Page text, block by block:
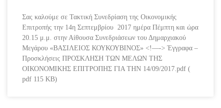
Σας καλούμε σε Τακτική Συνεδρίαση της Οικονομικής
Επιτροπής την 14η Σεπτεμβρίου 2017 ημέρα Πέμπτη και ώρα
20.15 μ.μ. στην Αίθουσα Συνεδριάσεων του Δημαρχιακού
Μεγάρου «ΒΑΣΙΛΕΙΟΣ ΚΟΥΚΟΥΒΙΝΟΣ» <!—-> Έγγραφα –
Προσκλήσεις ΠΡΟΣΚΛΗΣΗ ΤΩΝ ΜΕΛΩΝ ΤΗΣ
ΟΙΚΟΝΟΜΙΚΗΣ ΕΠΙΤΡΟΠΗΣ ΓΙΑ ΤΗΝ 14/09/2017.pdf (
pdf 115 KB)